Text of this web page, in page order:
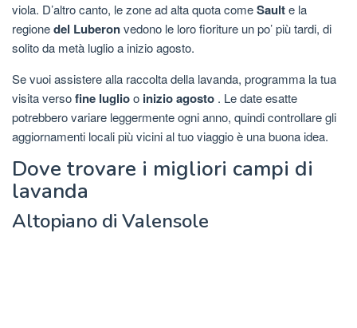
viola. D’altro canto, le zone ad alta quota comeSaulte la
regionedel Luberonvedono le loro fioriture un po’ più tardi, di
solito da metà luglio a inizio agosto.
Se vuoi assistere alla raccolta della lavanda, programma la tua
visita versofine luglioo inizio agosto . Le date esatte
potrebbero variare leggermente ogni anno, quindi controllare gli
aggiornamenti locali più vicini al tuo viaggio è una buona idea.
Dove trovare i migliori campi di
lavanda
Altopiano di Valensole